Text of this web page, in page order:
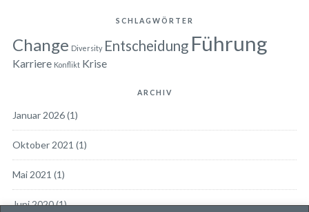
SCHLAGWÖRTER
Change Diversity Entscheidung Führung
Karriere Konflikt Krise
ARCHIV
Januar 2026(1)
Oktober 2021 (1)
Mai 2021 (1)
Juni 2020(1)